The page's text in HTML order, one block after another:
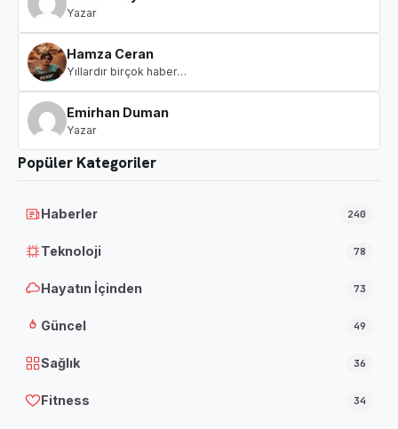
Yazar
Hamza Ceran
Yıllardır birçok haber…
Emirhan Duman
Yazar
Popüler Kategoriler
Haberler 240
Teknoloji 78
Hayatın İçinden 73
Güncel 49
Sağlık 36
Fitness 34